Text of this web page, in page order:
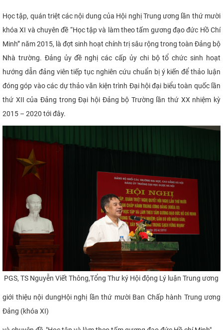
Học tập, quán triệt các nội dung của Hội nghị Trung ương lần thứ mười
khóa XI và chuyên đề “Học tậpvà làm theo tấm gương đạo đức Hồ Chí
Minh” năm 2015, là đợt sinh hoạt chính trị sâu rộng trong toàn Đảng bộ
Nhà trường. Đảng ủy đề nghị các cấp ủy chi bộtổ chức sinh hoạt
hướng dẫn đảng viên tiếp tục nghiên cứu chuẩn bị ý kiến để thảo luận
đóng góp vào các dự thảo văn kiện trình Đại hội đại biểu toàn quốc lần
thứ XII của Đảng trong Đại hội Đảng bộ Trường lần thứ XX nhiệm kỳ
2015 – 2020 tới đây.
PGS, TS Nguyễn Viết Thông,Tổng Thư ký Hội động Lý luận Trung ương
giới thiệu nội dungHội nghị lần thứ mười Ban Chấp hành Trung ương
Đảng (khóa XI)